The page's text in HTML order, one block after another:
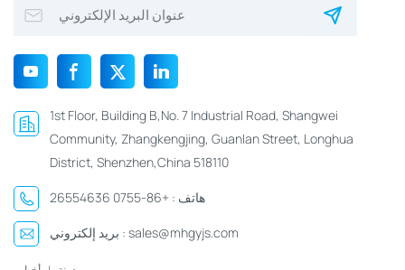
1st Floor, Building B,No. 7 Industrial Road, Shangwei
Community, Zhangkengjing, Guanlan Street, Longhua
District, Shenzhen,China 518110
هاتف : +86-0755 26554636
بريد إلكتروني : sales@mhgyjs.com